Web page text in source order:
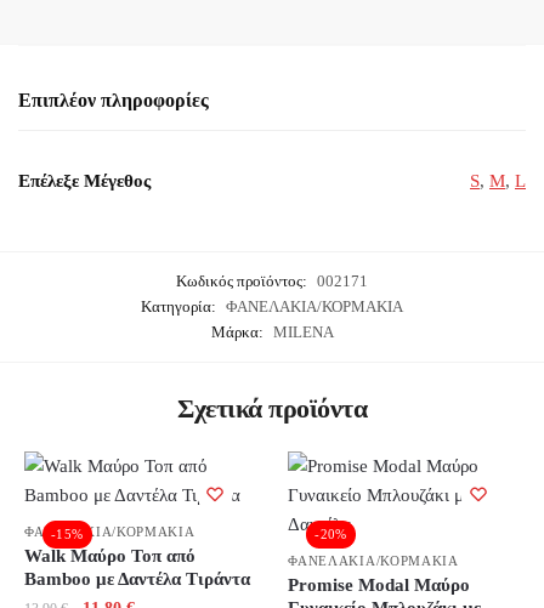
Επιπλέον πληροφορίες
Επέλεξε Μέγεθος S, M, L
Κωδικός προϊόντος: 002171
Κατηγορία: ΦΑΝΕΛΑΚΙΑ/ΚΟΡΜΑΚΙΑ
Μάρκα: MILENA
Σχετικά προϊόντα
-15%
ΦΑΝΕΛΑΚΙΑ/ΚΟΡΜΑΚΙΑ
Walk Μαύρο Τοπ από
Bamboo με Δαντέλα Τιράντα
-20%
ΦΑΝΕΛΑΚΙΑ/ΚΟΡΜΑΚΙΑ
Promise Modal Μαύρο